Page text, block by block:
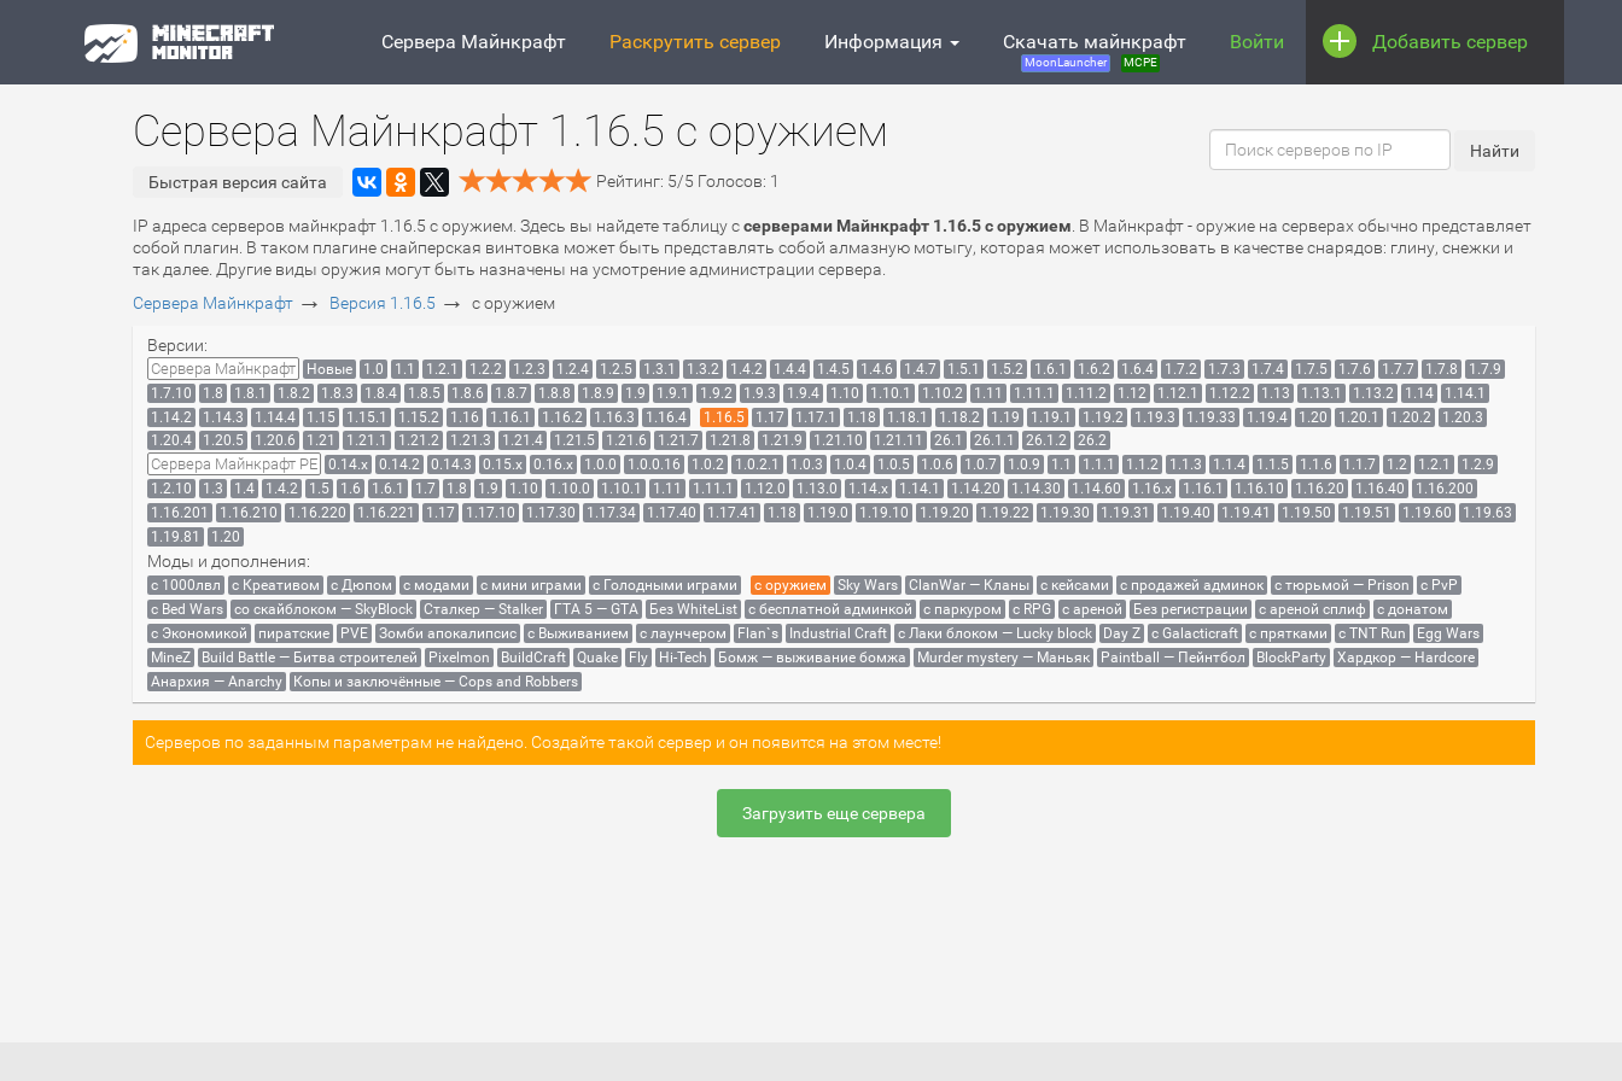
Сервера Майнкрафт Раскрутить сервер Информация Скачать майнкрафт
MoonLauncher MCPE
Войти Добавить сервер
Сервера Майнкрафт 1.16.5 с оружием
Быстрая версия сайта Рейтинг: 5/5 Голосов: 1
IP адреса серверов майнкрафт 1.16.5 с оружием. Здесь вы найдете таблицу ссерверами Майнкрафт 1.16.5 с оружием . В Майнкрафт - оружие на серверах обычно представляет
собой плагин. В таком плагине снайперская винтовка может быть представлять собой алмазную мотыгу, которая может использовать в качестве снарядов: глину, снежки и
так далее. Другие виды оружия могут быть назначены на усмотрение администрации сервера.
Сервера Майнкрафт → Версия 1.16.5 → с оружием
Версии:
Сервера Майнкрафт Новые 1.0 1.1 1.2.1 1.2.2 1.2.3 1.2.4 1.2.5 1.3.1 1.3.2 1.4.2 1.4.4 1.4.5 1.4.6 1.4.7 1.5.1 1.5.2 1.6.1 1.6.2 1.6.4 1.7.2 1.7.3 1.7.4 1.7.5 1.7.6 1.7.7 1.7.8
1.7.9
1.7.10
1.8 1.8.1 1.8.2 1.8.3 1.8.4 1.8.5 1.8.6 1.8.7 1.8.8 1.8.9 1.9 1.9.1 1.9.2 1.9.3 1.9.4 1.10 1.10.1 1.10.2 1.11 1.11.1 1.11.2 1.12 1.12.1 1.12.2 1.13 1.13.1 1.13.2 1.14
1.14.1
1.14.2
1.14.3 1.14.4 1.15 1.15.1 1.15.2 1.16 1.16.1 1.16.2 1.16.3 1.16.4 1.16.5 1.17 1.17.1 1.18 1.18.1 1.18.2 1.19 1.19.1 1.19.2 1.19.3 1.19.33 1.19.4 1.20 1.20.1 1.20.2
1.20.3
1.20.4
1.20.5 1.20.6 1.21 1.21.1 1.21.2 1.21.3 1.21.4 1.21.5 1.21.6 1.21.7 1.21.8 1.21.9 1.21.10 1.21.11 26.1 26.1.1 26.1.2 26.2
Сервера Майнкрафт PE 0.14.x 0.14.2 0.14.3 0.15.x 0.16.x 1.0.0 1.0.0.16 1.0.2 1.0.2.1 1.0.3 1.0.4 1.0.5 1.0.6 1.0.7 1.0.9 1.1 1.1.1 1.1.2 1.1.3 1.1.4 1.1.5 1.1.6 1.1.7 1.2 1.2.1
1.2.9
1.2.10
1.3 1.4 1.4.2 1.5 1.6 1.6.1 1.7 1.8 1.9 1.10 1.10.0 1.10.1 1.11 1.11.1 1.12.0 1.13.0 1.14.x 1.14.1 1.14.20 1.14.30 1.14.60 1.16.x 1.16.1 1.16.10 1.16.20 1.16.40
1.16.200
1.16.201
1.16.210 1.16.220 1.16.221 1.17 1.17.10 1.17.30 1.17.34 1.17.40 1.17.41 1.18 1.19.0 1.19.10 1.19.20 1.19.22 1.19.30 1.19.31 1.19.40 1.19.41 1.19.50 1.19.51 1.19.60
1.19.63
1.19.81
1.20
Моды и дополнения:
с 1000лвл c Креативом с Дюпом с модами с мини играми с Голодными играми с оружием Sky Wars ClanWar — Кланы с кейсами с продажей админок с тюрьмой — Prison
с PvP
с Bed Wars
со скайблоком — SkyBlock Сталкер — Stalker ГТА 5 — GTA Без WhiteList с бесплатной админкой с паркуром с RPG с ареной Без регистрации с ареной сплиф
с донатом
с Экономикой
пиратские PVE Зомби апокалипсис с Выживанием с лаунчером Flan`s Industrial Craft с Лаки блоком — Lucky block Day Z с Galacticraft с прятками с TNT Run
Egg Wars
MineZ
Build Battle — Битва строителей Pixelmon BuildCraft Quake Fly Hi-Tech Бомж — выживание бомжа Murder mystery — Маньяк Paintball — Пейнтбол BlockParty
Хардкор — Hardcore
Анархия — Anarchy
Копы и заключённые — Cops and Robbers
Серверов по заданным параметрам не найдено. Создайте такой сервер и он появится на этом месте!
Загрузить еще сервера